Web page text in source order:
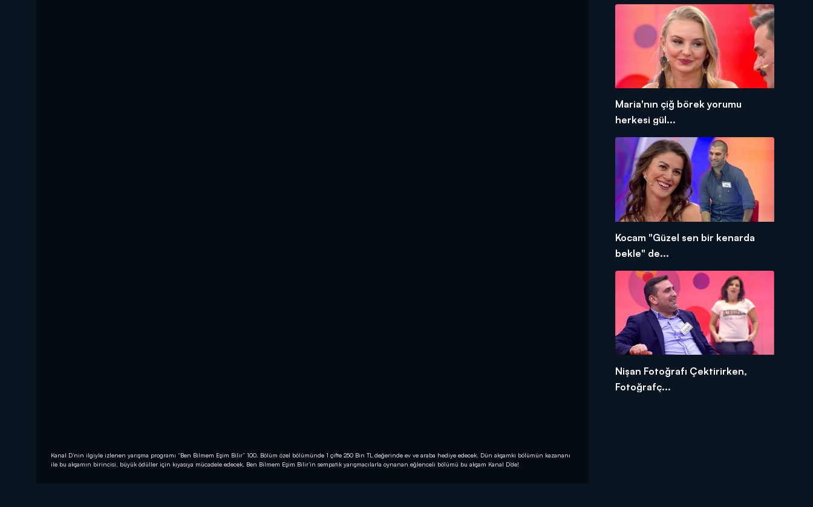
Kanal D’nin ilgiyle izlenen yarışma programı “Ben Bilmem Eşim Bilir” 100. Bölüm özel bölümünde 1 çifte 250 Bin TL değerinde ev ve araba hediye edecek. Dün akşamki bölümün kazananı
ile bu akşamın birincisi, büyük ödüller için kıyasıya mücadele edecek. Ben Bilmem Eşim Bilir’in sempatik yarışmacılarla oynanan eğlenceli bölümü bu akşam Kanal D’de!
Maria'nın çiğ börek yorumu
herkesi gül...
Kocam "Güzel sen bir kenarda
bekle" de...
Nişan Fotoğrafı Çektirirken,
Fotoğrafç...